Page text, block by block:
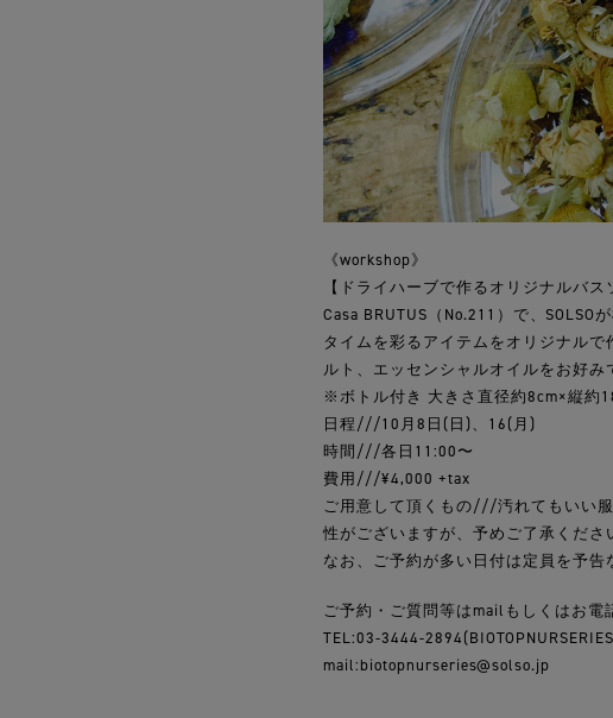
《workshop》
【ドライハーブで作るオリジナルバス
Casa BRUTUS（No.211）で、
タイムを彩るアイテムをオリジナル
ルト、エッセンシャルオイルをお好み
※ボトル付き 大きさ直径約8cm×縦約
日程///10月8日(日)、16(月)
時間///各日11:00〜
費用///¥4,000 +tax
ご用意して頂くもの///汚れてもいい
性がございますが、予めご了承くださ
なお、ご予約が多い日付は定員を予
ご予約・ご質問等はmailもしくはお電
TEL:03-3444-
mail:biotopnurseries@solso.jp